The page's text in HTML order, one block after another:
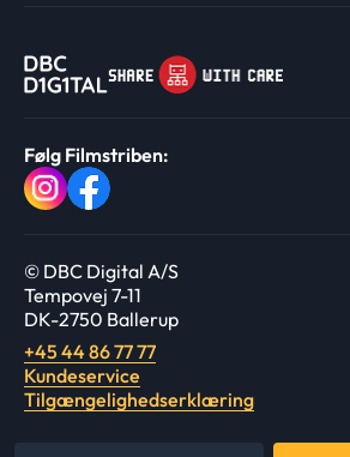
Følg Filmstriben:
© DBC Digital A/S
Tempovej 7-11
DK-2750 Ballerup
+45 44 86 77 77
Kundeservice
Tilgængelighedserklæring